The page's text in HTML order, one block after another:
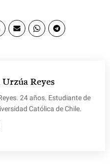
Reyes
24 años. Estudiante de
Católica de Chile.